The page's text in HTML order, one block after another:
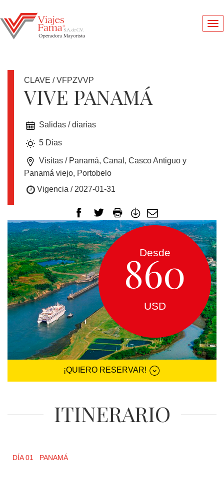
DOLAR
OFERTAS
EUROPA
CANADÁ
Y
USA
SUDAMERICA
CRUCEROS
+
CLAVE / VFPZVVP
VIVE PANAMÁ
Salidas / diarias
5 Dias
Visitas / Panamá, Canal, Casco Antiguo y
Panamá viejo, Portobelo
Vigencia / 2027-01-31
Desde
860
USD
¡QUIERO RESERVAR!
ITINERARIO
DÍA 01 PANAMÁ